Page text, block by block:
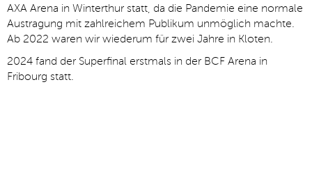
▼
AXA Arena in Winterthur statt, da die Pandemie eine normale
Austragung mit zahlreichem Publikum unmöglich machte.
Ab 2022 waren wir wiederum für zwei Jahre in Kloten.
2024 fand der Superfinal erstmals in der BCF Arena in
Fribourg statt.